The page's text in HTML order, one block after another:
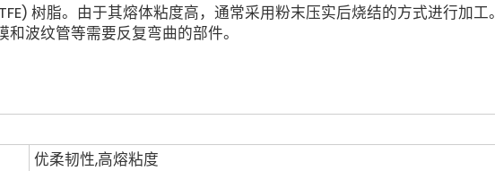
树脂。由于其熔体粘度高，通常采用粉末压实后烧结的方式进行加工。
波纹管等需要反复弯曲的部件。
优柔韧性,高熔粘度